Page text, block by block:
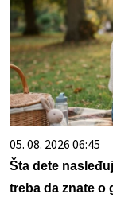
05. 08. 2026 06:45
Šta dete
treba da znate o